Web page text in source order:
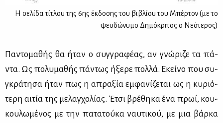
Η σελίδα τίτλου της 6ης έκδοσης του βιβλίου του Μπέρτον (με το
ψευδώνυμο Δημόκριτος ο Νεότερος)
Πα­ντο­μα­θής θα ήταν ο συγ­γρα­φέ­ας, αν γνώ­ρι­ζε τα πά­
ντα. Ως πο­λυ­μα­θής πά­ντως ήξε­ρε πολ­λά. Εκεί­νο που συ­
γκρά­τη­σα ήταν πως η απρα­ξία εμ­φα­νί­ζε­ται ως η κυ­ριό­
τε­ρη αι­τία της με­λαγ­χο­λί­ας. Έτσι βρέ­θη­κα ένα πρωί, κου­
κου­λω­μέ­νος με την πα­τα­τού­κα ναυ­τι­κού, με μια βάρ­κα